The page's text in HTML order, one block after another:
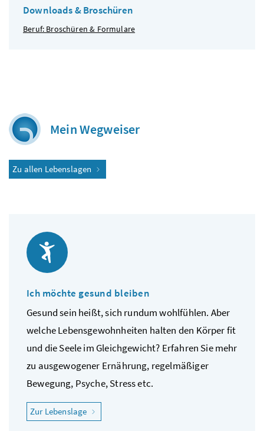
Downloads & Broschüren
Beruf: Broschüren & Formulare
Mein Wegweiser
Zu allen Lebenslagen
Ich möchte gesund bleiben
Gesund sein heißt, sich rundum wohlfühlen. Aber
welche Lebensgewohnheiten halten den Körper fit
und die Seele im Gleichgewicht? Erfahren Sie mehr
zu ausgewogener Ernährung, regelmäßiger
Bewegung, Psyche, Stress etc.
Zur Lebenslage "Ich möchte gesund bleiben"